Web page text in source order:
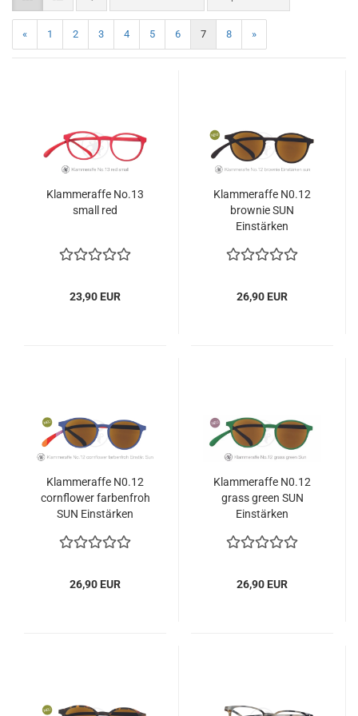
« 1 2 3 4 5 6 7 8 »
Klammeraffe No.13
small red
23,90 EUR
Klammeraffe N0.12
brownie SUN
Einstärken
26,90 EUR
Klammeraffe N0.12
cornflower farbenfroh
SUN Einstärken
26,90 EUR
Klammeraffe N0.12
grass green SUN
Einstärken
26,90 EUR